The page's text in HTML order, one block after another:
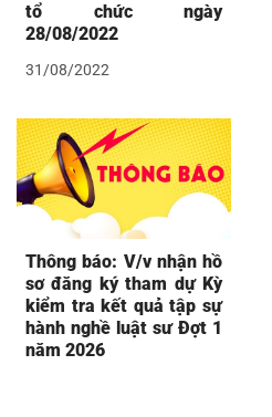
tổ chức ngày
28/08/2022
31/08/2022
Thông báo: V/v nhận hồ
sơ đăng ký tham dự Kỳ
kiểm tra kết quả tập sự
hành nghề luật sư Đợt 1
năm 2026